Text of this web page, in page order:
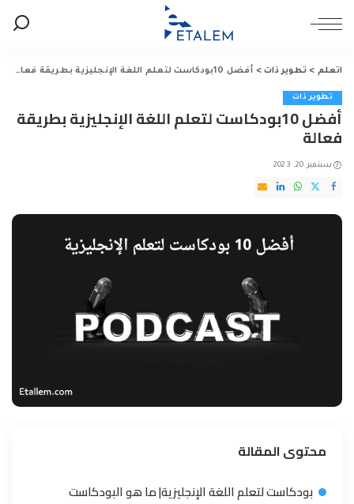
اتعلم > تطوير ذات> أفضل 10بودكاست لتعلم اللغة الإنجليزية بطريقة فعالة
تطوير ذات
أفضل 10بودكاست لتعلم اللغة الإنجليزية بطريقة
فعالة
سبتمبر 20, 2023
محتوى المقالة
بودكاست لتعلم اللغة الإنجليزية| ما هو البودكاست